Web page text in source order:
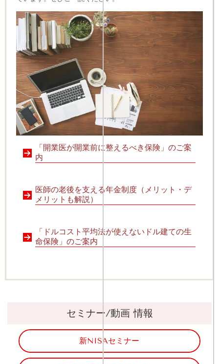
「開業医が開業前に整えるべき保険」のご案
内
医師の老後を支える年金制度（メリット・デ
メリットも解説）
「ドルコスト平均法が使えないドル建ての生
命保険」のご案内
セミナー/動画 情報
新NISAセミナー